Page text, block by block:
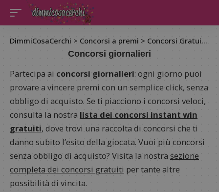
DimmiCosaCerchi > Concorsi a premi > Concorsi Gratuiti >
Concorsi giornalieri
Partecipa ai concorsi giornalieri: ogni giorno puoi
provare a vincere premi con un semplice click, senza
obbligo di acquisto. Se ti piacciono i concorsi veloci,
consulta la nostra lista dei concorsi instant win
gratuiti, dove trovi una raccolta di concorsi che ti
danno subito l’esito della giocata. Vuoi più concorsi
senza obbligo di acquisto? Visita la nostra sezione
completa dei concorsi gratuiti per tante altre
possibilità di vincita.